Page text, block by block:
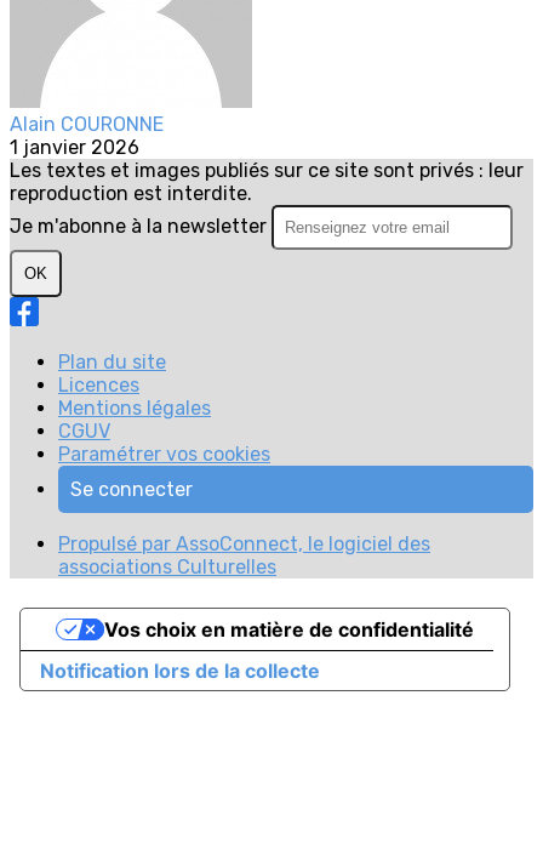
Alain COURONNE
1 janvier 2026
Les textes et images publiés sur ce site sont privés : leur
reproduction est interdite.
Je m'abonne à la newsletter
OK
Plan du site
Licences
Mentions légales
CGUV
Paramétrer vos cookies
Se connecter
Propulsé par AssoConnect, le logiciel des
associations Culturelles
Notification lors de la collecte
Vos choix en matière de confidentialité